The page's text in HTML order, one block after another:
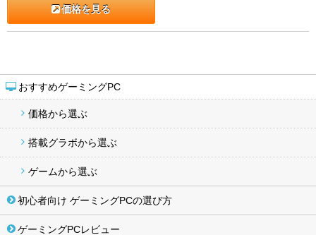
おすすめゲーミングPC
価格から選ぶ
搭載グラボから選ぶ
ゲームから選ぶ
初心者向け ゲーミングPCの選び方
ゲーミングPCレビュー
価格を見る